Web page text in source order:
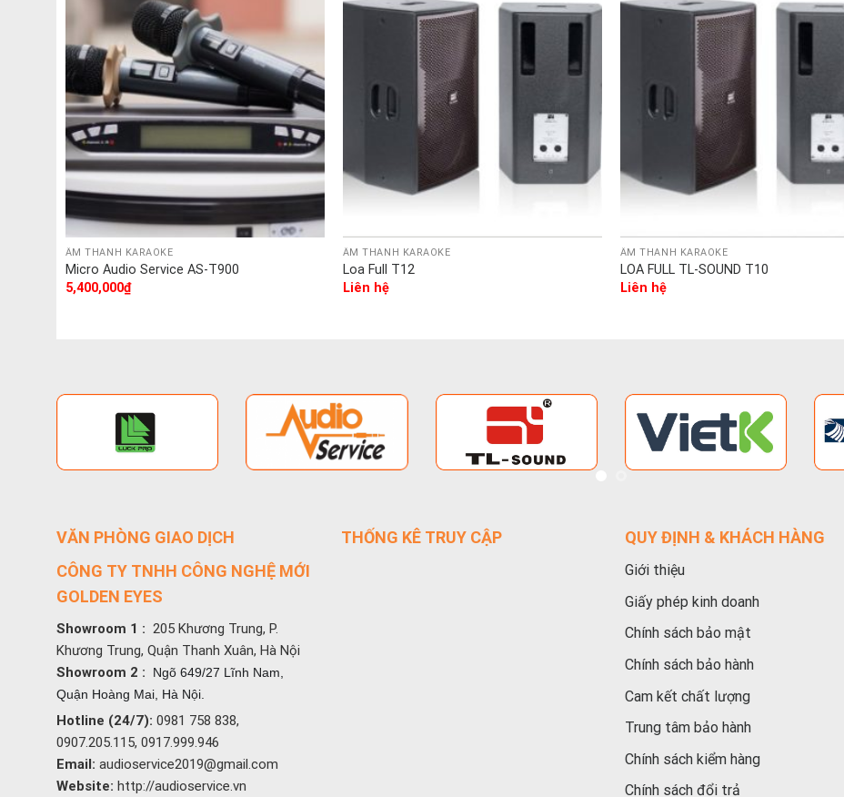
ÂM THANH KARAOKE
Micro Audio Service AS-T900
5,400,000₫
ÂM THANH KARAOKE
Loa Full T12
Liên hệ
ÂM THANH KARAOKE
LOA FULL TL-SOUND T10
Liên hệ
VĂN PHÒNG GIAO DỊCH
CÔNG TY TNHH CÔNG NGHỆ MỚI
GOLDEN EYES
Showroom 1 : 205 Khương Trung, P.
Khương Trung, Quận Thanh Xuân, Hà Nội
Showroom 2 :
Ngõ 649/27 Lĩnh Nam,
Quận Hoàng Mai, Hà Nội.
Hotline (24/7): 0981 758 838,
0907.205.115, 0917.999.946
Email: audioservice2019@gmail.com
Website: http://audioservice.vn
THỐNG KÊ TRUY CẬP QUY ĐỊNH & KHÁCH HÀNG
Giới thiệu
Giấy phép kinh doanh
Chính sách bảo mật
Chính sách bảo hành
Cam kết chất lượng
Trung tâm bảo hành
Chính sách kiểm hàng
Chính sách đổi trả